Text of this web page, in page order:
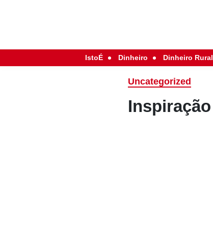
IstoÉ Dinheiro Dinheiro Rural
Uncategorized
Inspiração